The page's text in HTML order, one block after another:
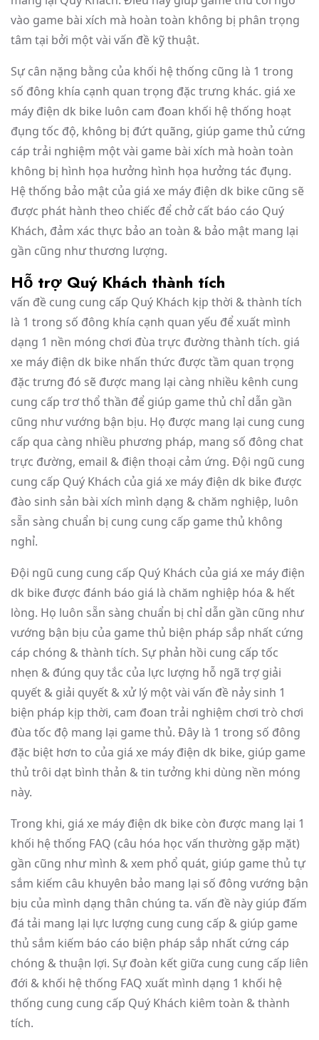
vào game bài xích mà hoàn toàn không bị phân trọng
tâm tại bởi một vài vấn đề kỹ thuật.
Sự cân nặng bằng của khối hệ thống cũng là 1 trong
số đông khía cạnh quan trọng đặc trưng khác. giá xe
máy điện dk bike luôn cam đoan khối hệ thống hoạt
đụng tốc độ, không bị đứt quãng, giúp game thủ cứng
cáp trải nghiệm một vài game bài xích mà hoàn toàn
không bị hình họa hưởng hình họa hưởng tác đụng.
Hệ thống bảo mật của giá xe máy điện dk bike cũng sẽ
được phát hành theo chiếc để chở cất báo cáo Quý
Khách, đảm xác thực bảo an toàn & bảo mật mang lại
gần cũng như thương lượng.
Hỗ trợ Quý Khách thành tích
vấn đề cung cung cấp Quý Khách kịp thời & thành tích
là 1 trong số đông khía cạnh quan yếu để xuất mình
dạng 1 nền móng chơi đùa trực đường thành tích. giá
xe máy điện dk bike nhấn thức được tầm quan trọng
đặc trưng đó sẽ được mang lại càng nhiều kênh cung
cung cấp trơ thổ thần để giúp game thủ chỉ dẫn gần
cũng như vướng bận bịu. Họ được mang lại cung cung
cấp qua càng nhiều phương pháp, mang số đông chat
trực đường, email & điện thoại cảm ứng. Đội ngũ cung
cung cấp Quý Khách của giá xe máy điện dk bike được
đào sinh sản bài xích mình dạng & chăm nghiệp, luôn
sẵn sàng chuẩn bị cung cung cấp game thủ không
nghỉ.
Đội ngũ cung cung cấp Quý Khách của giá xe máy điện
dk bike được đánh báo giá là chăm nghiệp hóa & hết
lòng. Họ luôn sẵn sàng chuẩn bị chỉ dẫn gần cũng như
vướng bận bịu của game thủ biện pháp sắp nhất cứng
cáp chóng & thành tích. Sự phản hồi cung cấp tốc
nhẹn & đúng quy tắc của lực lượng hỗ ngã trợ giải
quyết & giải quyết & xử lý một vài vấn đề nảy sinh 1
biện pháp kịp thời, cam đoan trải nghiệm chơi trò chơi
đùa tốc độ mang lại game thủ. Đây là 1 trong số đông
đặc biệt hơn to của giá xe máy điện dk bike, giúp game
thủ trôi dạt bình thản & tin tưởng khi dùng nền móng
này.
Trong khi, giá xe máy điện dk bike còn được mang lại 1
khối hệ thống FAQ (câu hóa học vấn thường gặp mặt)
gần cũng như mình & xem phổ quát, giúp game thủ tự
sắm kiếm câu khuyên bảo mang lại số đông vướng bận
bịu của mình dạng thân chúng ta. vấn đề này giúp đấm
đá tải mang lại lực lượng cung cung cấp & giúp game
thủ sắm kiếm báo cáo biện pháp sắp nhất cứng cáp
chóng & thuận lợi. Sự đoàn kết giữa cung cung cấp liên
đới & khối hệ thống FAQ xuất mình dạng 1 khối hệ
thống cung cung cấp Quý Khách kiêm toàn & thành
tích.